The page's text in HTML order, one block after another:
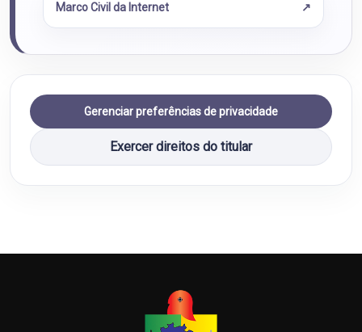
Marco Civil da Internet
Gerenciar preferências de privacidade
Exercer direitos do titular